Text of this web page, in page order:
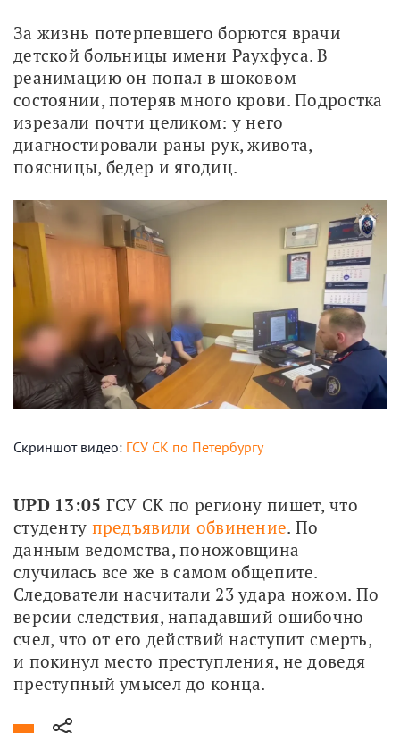
За жизнь потерпевшего борются врачи
детской больницы имени Раухфуса. В
реанимацию он попал в шоковом
состоянии, потеряв много крови. Подростка
изрезали почти целиком: у него
диагностировали раны рук, живота,
поясницы, бедер и ягодиц.
Скриншот видео: ГСУ СК по Петербургу
UPD 13:05 ГСУ СК по региону пишет, что
студенту предъявили обвинение. По
данным ведомства, поножовщина
случилась все же в самом общепите.
Следователи насчитали 23 удара ножом. По
версии следствия, нападавший ошибочно
счел, что от его действий наступит смерть,
и покинул место преступления, не доведя
преступный умысел до конца.